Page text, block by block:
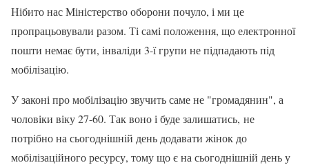
Нібито нас Міністерство оборони почуло, і ми це
пропрацьовували разом. Ті самі положення, що електронної
пошти немає бути, інваліди 3-ї групи не підпадають під
мобілізацію.
У законі про мобілізацію звучить саме не "громадянин", а
чоловіки віку 27-60. Так воно і буде залишатись, не
потрібно на сьогоднішній день додавати жінок до
мобілізаційного ресурсу, тому що є на сьогоднішній день у